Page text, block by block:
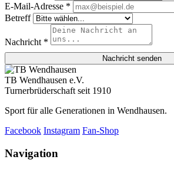
E-Mail-Adresse *
Betreff
Nachricht *
Nachricht senden
TB Wendhausen e.V.
Turnerbrüderschaft seit 1910
Sport für alle Generationen in Wendhausen.
Facebook Instagram Fan-Shop
Navigation